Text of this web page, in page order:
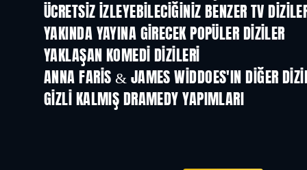
ÜCRETSIZ IZLEYEBILECIĞINIZ BENZER TV
TV TV
YAKINDA YAYINA GIRECEK POPÜLER DIZILER
TV
YAKLAŞAN KOMEDI DIZILERI
Sezon 2
ANNA FARIS & JAMES WIDDOES'IN DIĞER
TV TV
GIZLI KALMIŞ DRAMEDY YAPIMLARI